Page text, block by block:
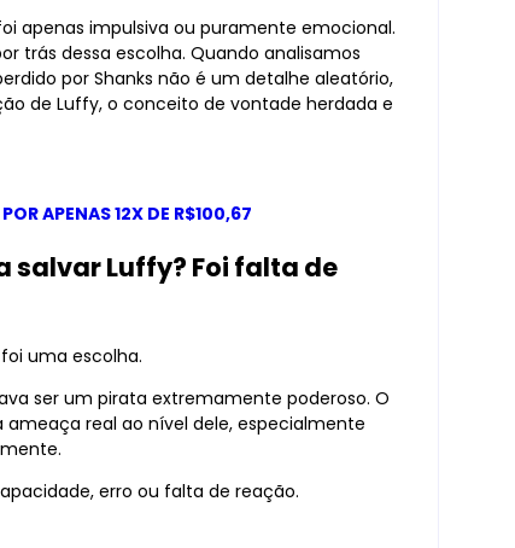
apenas impulsiva ou puramente emocional.
trás dessa escolha. Quando analisamos
por Shanks não é um detalhe aleatório,
de Luffy, o conceito de vontade herdada e
APENAS 12X DE R$100,67
salvar Luffy? Foi falta de
uma escolha.
ser um pirata extremamente poderoso. O
real ao nível dele, especialmente
erro ou falta de reação.